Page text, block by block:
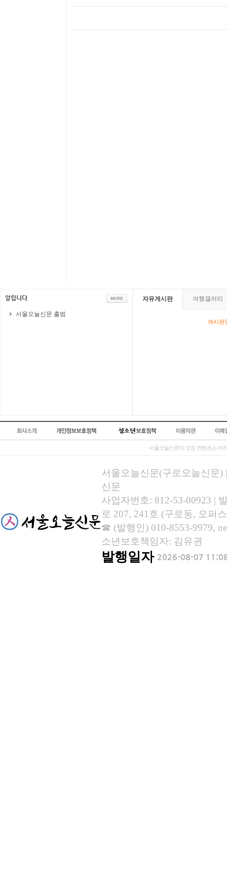
서울오늘신문 출범
자유게시판 여행갤러리
게시판
서울오늘신문의 모든 컨텐츠는 저
서울오늘신문(구로오늘신문)
신문
사업자번호: 812-53-00923 |
로 207, 241호 (구로동, 오퍼
☎ (발행인) 010-8553-9979,
소년보호책임자: 김유권
발행일자